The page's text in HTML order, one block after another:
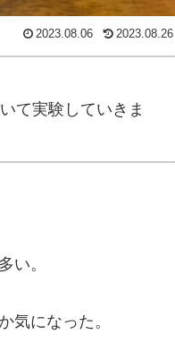
2023.08.06 2023.08.26
て実験していきま
い。
気になった。